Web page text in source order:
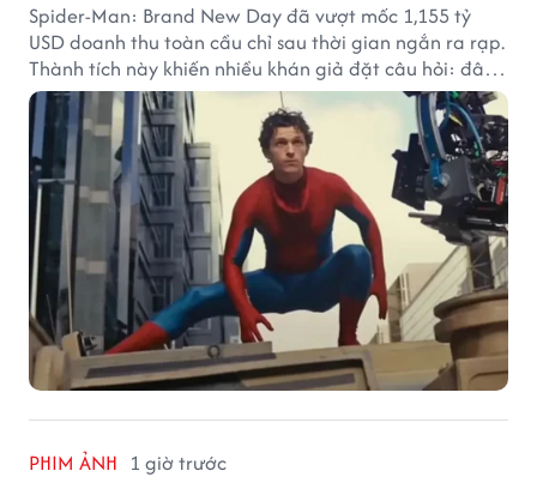
Spider-Man: Brand New Day đã vượt mốc 1,155 tỷ
USD doanh thu toàn cầu chỉ sau thời gian ngắn ra rạp.
Thành tích này khiến nhiều khán giả đặt câu hỏi: đâu
sẽ là cột mốc tiếp theo của Người Nhện?
PHIM ẢNH 1 giờ trước